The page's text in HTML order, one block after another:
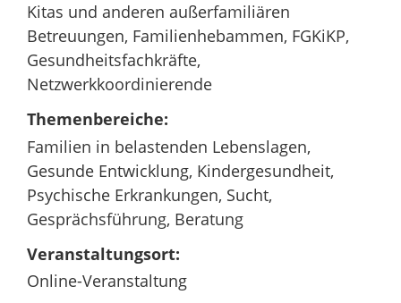
Kitas und anderen außerfamiliären
Betreuungen, Familienhebammen, FGKiKP,
Gesundheitsfachkräfte,
Netzwerkkoordinierende
Themenbereiche:
Familien in belastenden Lebenslagen,
Gesunde Entwicklung, Kindergesundheit,
Psychische Erkrankungen, Sucht,
Gesprächsführung, Beratung
Veranstaltungsort:
Online-Veranstaltung